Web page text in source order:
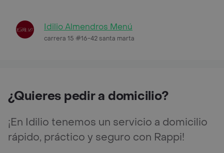
Idilio Almendros Menú
carrera 15 #16-42 santa marta
¿Quieres pedir a domicilio?
¡En Idilio tenemos un servicio a domicilio
rápido, práctico y seguro con Rappi!